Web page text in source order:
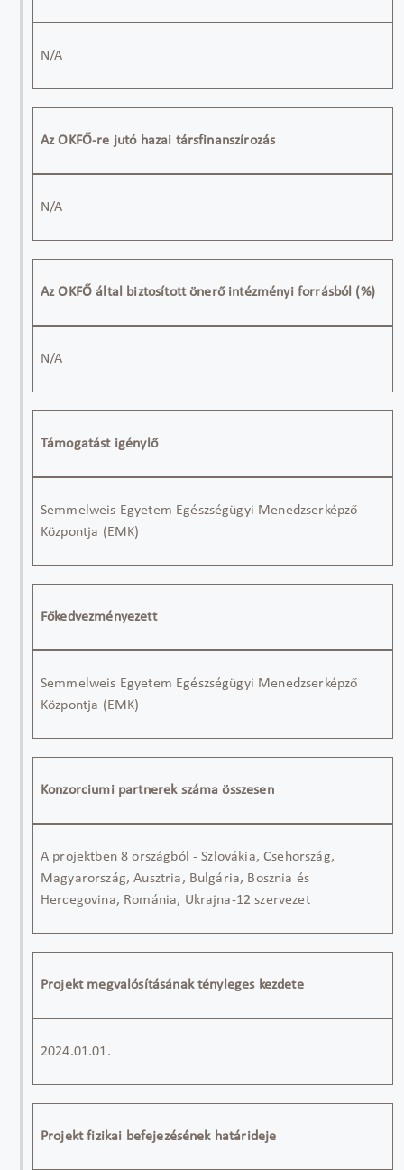
N/A
Az OKFŐ-re jutó hazai társfinanszírozás
N/A
Az OKFŐ által biztosított önerő intézményi forrásból (%)
N/A
Támogatást igénylő
Semmelweis Egyetem Egészségügyi Menedzserképző
Központja (EMK)
Főkedvezményezett
Semmelweis Egyetem Egészségügyi Menedzserképző
Központja (EMK)
Konzorciumi partnerek száma összesen
A projektben 8 országból - Szlovákia, Csehország,
Magyarország, Ausztria, Bulgária, Bosznia és
Hercegovina, Románia, Ukrajna-12 szervezet
Projekt megvalósításának tényleges kezdete
2024.01.01.
Projekt fizikai befejezésének határideje